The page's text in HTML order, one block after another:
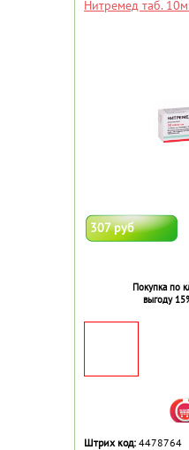
Нитремед таб.
307 руб
Покупка по
выгоду
Штрих код: 4478764